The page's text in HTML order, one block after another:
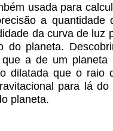
usada para
a quantidade
da curva de luz
do planeta.
a de um planeta
dilatada que o raio
para lá
planeta.